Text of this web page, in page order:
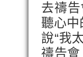
去禱
聽心
說“我
禱告會